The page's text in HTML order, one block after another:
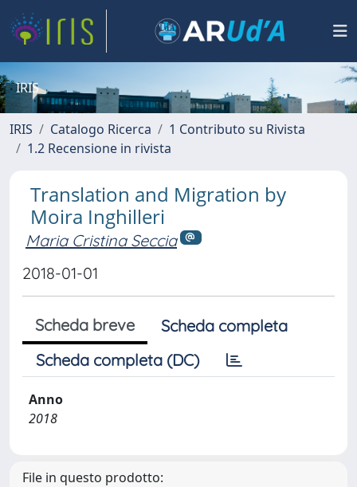
IRIS
IRIS Catalogo Ricerca
1 Contributo su Rivista
1.2 Recensione in rivista
Translation and Migration by
Moira Inghilleri
Maria Cristina Seccia
2018-01-01
Scheda breve
Scheda completa
Scheda completa (DC)
Anno
2018
File in questo prodotto: